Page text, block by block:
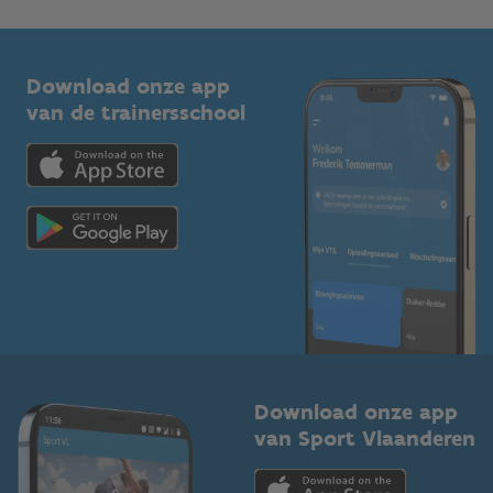
Bedrijven
Trainers en begeleiders
Topsporters
Vlaamse Trainersschool
Kennisplatform
Downloads
Voor de pers
Download onze app
van de trainersschool
Download onze app
van Sport Vlaanderen